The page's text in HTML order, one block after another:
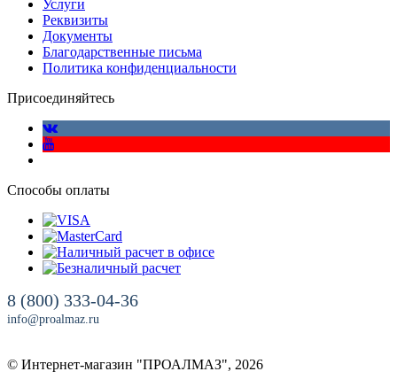
Услуги
Реквизиты
Документы
Благодарственные письма
Политика конфиденциальности
Присоединяйтесь
Способы оплаты
8 (800) 333-04-36
info@proalmaz.ru
© Интернет-магазин "ПРОАЛМАЗ", 2026